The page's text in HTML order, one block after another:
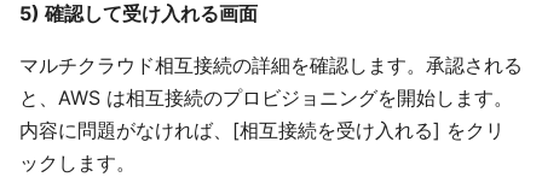
5) 確認して受け入れる画面
マルチクラウド相互接続の詳細を確認します。承認される
と、AWS は相互接続のプロビジョニングを開始します。
内容に問題がなければ、[相互接続を受け入れる] をクリ
ックします。